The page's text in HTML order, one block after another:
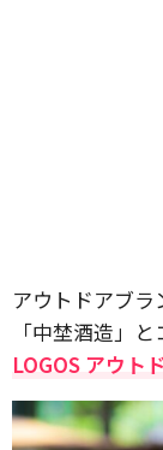
アウトドアブ
「中埜酒造」
LOGOS アウト